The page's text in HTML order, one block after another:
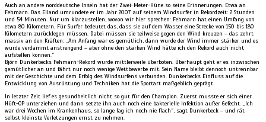
Auch an andere norddeutsche Inseln hat der Zwei-Meter-Hüne so seine Erinnerungen. Etwa an
Fehmarn. Das Eiland umrundete er im Jahr 2007 auf seinem Windsurfer in Rekordzeit: 2 Stunden
und 54 Minuten. Nur um klarzustellen, wovon wir hier sprechen: Fehmarn hat einen Umfang von
etwa 80 Kilometern. Für Surfer bedeutet das, dass sie auf dem Wasser eine Strecke von 150 bis 180
Kilometern zurücklegen müssen. Dabei müssen sie teilweise gegen den Wind kreuzen – das zehrt
massiv an den Kräften: „Am Anfang war es gemütlich, dann wurde der Wind immer stärker und es
wurde verdammt anstrengend – aber ohne den starken Wind hätte ich den Rekord auch nicht
aufstellen können.“
Björn Dunkerbecks Fehmarn-Rekord wurde mittlerweile überboten. Überhaupt geht er es inzwischen
gemütlicher an und fährt nur noch wenige Wettbewerbe mit. Sein Name bleibt dennoch untrennbar
mit der Geschichte und dem Erfolg des Windsurfens verbunden. Dunkerbecks Einfluss auf die
Entwicklung von Ausrüstung und Techniken hat die Sportart maßgeblich geprägt.
In letzter Zeit lief es gesundheitlich nicht so gut für den Champion. Zuerst musste er sich einer
Hüft-OP unterziehen und dann setzte ihn auch noch eine bakterielle Infektion außer Gefecht. „Ich
war drei Wochen im Krankenhaus, so lange lag ich noch nie flach“, sagt Dunkerbeck – und rät
selbst kleinste Verletzungen ernst zu nehmen.